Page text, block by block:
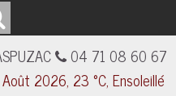
04 71 08 60 67
2026, 23 °C, Ensoleillé